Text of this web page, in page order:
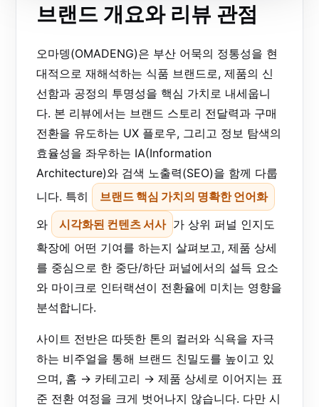
브랜드 개요와 리뷰 관점
오마뎅(OMADENG)은 부산 어묵의 정통성을 현
대적으로 재해석하는 식품 브랜드로, 제품의 신
선함과 공정의 투명성을 핵심 가치로 내세웁니
다. 본 리뷰에서는 브랜드 스토리 전달력과 구매
전환을 유도하는 UX 플로우, 그리고 정보 탐색의
효율성을 좌우하는 IA(Information
Architecture)와 검색 노출력(SEO)을 함께 다룹
니다. 특히
브랜드 핵심 가치의 명확한 언어화
와
시각화된 컨텐츠 서사 가 상위 퍼널 인지도
확장에 어떤 기여를 하는지 살펴보고, 제품 상세
를 중심으로 한 중단/하단 퍼널에서의 설득 요소
와 마이크로 인터랙션이 전환율에 미치는 영향을
분석합니다.
사이트 전반은 따뜻한 톤의 컬러와 식욕을 자극
하는 비주얼을 통해 브랜드 친밀도를 높이고 있
으며, 홈 → 카테고리 → 제품 상세로 이어지는 표
준 전환 여정을 크게 벗어나지 않습니다. 다만 시